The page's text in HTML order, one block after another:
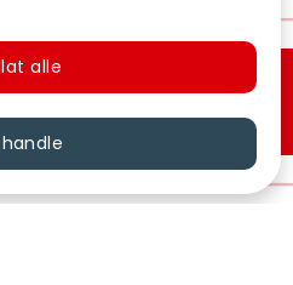
alle
Hurtigkjøp